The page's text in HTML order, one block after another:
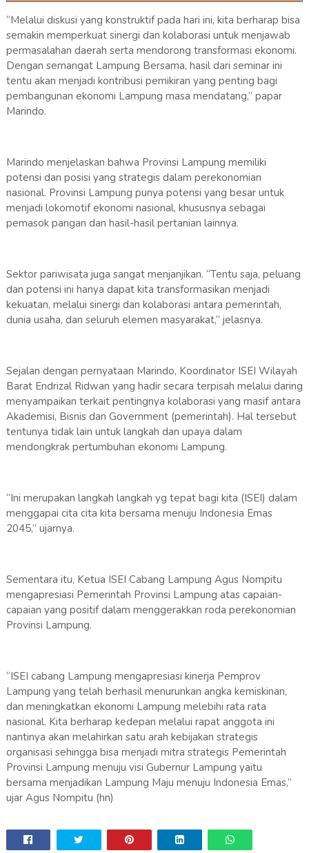
“Melalui diskusi yang konstruktif pada hari ini, kita berharap bisa
semakin memperkuat sinergi dan kolaborasi untuk menjawab
permasalahan daerah serta mendorong transformasi ekonomi.
Dengan semangat Lampung Bersama, hasil dari seminar ini
tentu akan menjadi kontribusi pemikiran yang penting bagi
pembangunan ekonomi Lampung masa mendatang,” papar
Marindo.
Marindo menjelaskan bahwa Provinsi Lampung memiliki
potensi dan posisi yang strategis dalam perekonomian
nasional. Provinsi Lampung punya potensi yang besar untuk
menjadi lokomotif ekonomi nasional, khususnya sebagai
pemasok pangan dan hasil-hasil pertanian lainnya.
Sektor pariwisata juga sangat menjanjikan. “Tentu saja, peluang
dan potensi ini hanya dapat kita transformasikan menjadi
kekuatan, melalui sinergi dan kolaborasi antara pemerintah,
dunia usaha, dan seluruh elemen masyarakat,” jelasnya.
Sejalan dengan pernyataan Marindo, Koordinator ISEI Wilayah
Barat Endrizal Ridwan yang hadir secara terpisah melalui daring
menyampaikan terkait pentingnya kolaborasi yang masif antara
Akademisi, Bisnis dan Government (pemerintah). Hal tersebut
tentunya tidak lain untuk langkah dan upaya dalam
mendongkrak pertumbuhan ekonomi Lampung.
“Ini merupakan langkah langkah yg tepat bagi kita (ISEI) dalam
menggapai cita cita kita bersama menuju Indonesia Emas
2045,” ujarnya.
Sementara itu, Ketua ISEI Cabang Lampung Agus Nompitu
mengapresiasi Pemerintah Provinsi Lampung atas capaian-
capaian yang positif dalam menggerakkan roda perekonomian
Provinsi Lampung.
“ISEI cabang Lampung mengapresiasi kinerja Pemprov
Lampung yang telah berhasil menurunkan angka kemiskinan,
dan meningkatkan ekonomi Lampung melebihi rata rata
nasional. Kita berharap kedepan melalui rapat anggota ini
nantinya akan melahirkan satu arah kebijakan strategis
organisasi sehingga bisa menjadi mitra strategis Pemerintah
Provinsi Lampung menuju visi Gubernur Lampung yaitu
bersama menjadikan Lampung Maju menuju Indonesia Emas,”
ujar Agus Nompitu (hn)